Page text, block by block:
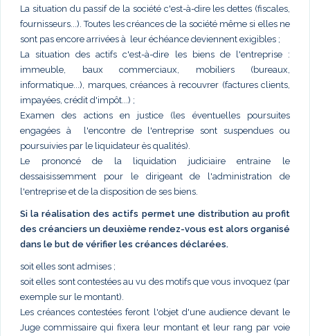
La situation du passif de la société c'est-à-dire les dettes (fiscales,
fournisseurs...). Toutes les créances de la société même si elles ne
sont pas encore arrivées à leur échéance deviennent exigibles ;
La situation des actifs c'est-à-dire les biens de l'entreprise :
immeuble, baux commerciaux, mobiliers (bureaux,
informatique...), marques, créances à recouvrer (factures clients,
impayées, crédit d'impôt...) ;
Examen des actions en justice (les éventuelles poursuites
engagées à l'encontre de l'entreprise sont suspendues ou
poursuivies par le liquidateur ès qualités).
Le prononcé de la liquidation judiciaire entraine le
dessaisissemment pour le dirigeant de l'administration de
l'entreprise et de la disposition de ses biens.
Si la réalisation des actifs permet une distribution au profit
des créanciers un deuxième rendez-vous est alors organisé
dans le but de vérifier les créances déclarées.
soit elles sont admises ;
soit elles sont contestées au vu des motifs que vous invoquez (par
exemple sur le montant).
Les créances contestées feront l'objet d'une audience devant le
Juge commissaire qui fixera leur montant et leur rang par voie